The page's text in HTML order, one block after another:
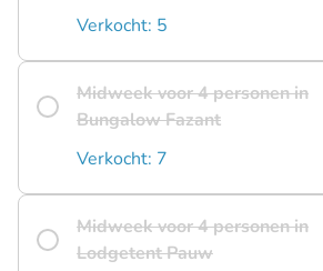
Verkocht: 5
Midweek voor 4 personen in
Bungalow Fazant
Verkocht: 7
Midweek voor 4 personen in
Lodgetent Pauw